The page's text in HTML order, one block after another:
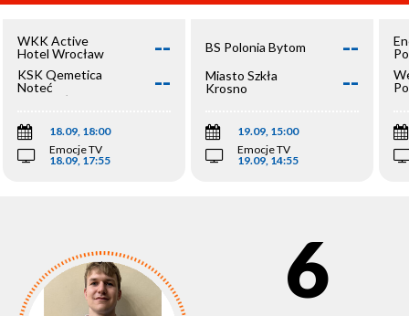
WKK Active
Hotel Wrocław
--
KSK Qemetica
Noteć
Inowrocław
--
18.09, 18:00
Emocje TV
18.09, 17:55
BS Polonia Bytom --
Miasto Szkła
Krosno
--
19.09, 15:00
Emocje TV
19.09, 14:55
6